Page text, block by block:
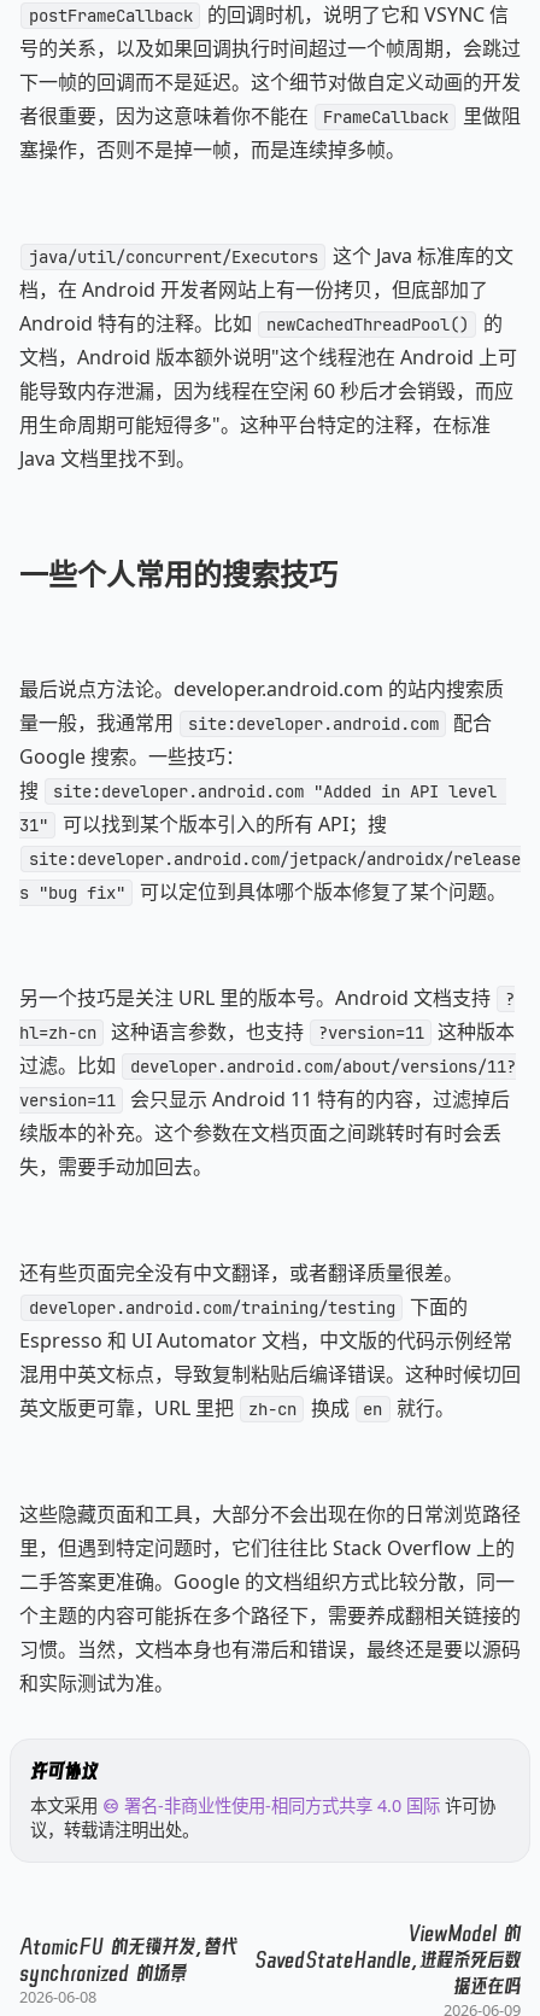
postFrameCallback
的回调时机，说明了它和 VSYNC 信
号的关系，以及如果回调执行时间超过一个帧周期，会跳过
下一帧的回调而不是延迟。这个细节对做自定义动画的开发
者很重要，因为这意味着你不能在
FrameCallback
里做阻
塞操作，否则不是掉一帧，而是连续掉多帧。
java/util/concurrent/Executors
这个 Java 标准库的文
档，在 Android 开发者网站上有一份拷贝，但底部加了
Android 特有的注释。比如
newCachedThreadPool()
的
文档，Android 版本额外说明"这个线程池在 Android 上可
能导致内存泄漏，因为线程在空闲 60 秒后才会销毁，而应
用生命周期可能短得多"。这种平台特定的注释，在标准
Java 文档里找不到。
一些个人常用的搜索技巧
最后说点方法论。developer.android.com 的站内搜索质
量一般，我通常用
site:developer.android.com
配合
Google 搜索。一些技巧：
搜
site:developer.android.com "Added in API level
31"
可以找到某个版本引入的所有 API；搜
site:developer.android.com/jetpack/androidx/release
s "bug fix"
可以定位到具体哪个版本修复了某个问题。
另一个技巧是关注 URL 里的版本号。Android 文档支持
?
hl=zh-cn
这种语言参数，也支持 ?version=11
这种版本
过滤。比如
developer.android.com/about/versions/11?
version=11
会只显示 Android 11 特有的内容，过滤掉后
续版本的补充。这个参数在文档页面之间跳转时有时会丢
失，需要手动加回去。
还有些页面完全没有中文翻译，或者翻译质量很差。
developer.android.com/training/testing
下面的
Espresso 和 UI Automator 文档，中文版的代码示例经常
混用中英文标点，导致复制粘贴后编译错误。这种时候切回
英文版更可靠，URL 里把
zh-cn 换成 en 就行。
这些隐藏页面和工具，大部分不会出现在你的日常浏览路径
里，但遇到特定问题时，它们往往比 Stack Overflow 上的
二手答案更准确。Google 的文档组织方式比较分散，同一
个主题的内容可能拆在多个路径下，需要养成翻相关链接的
习惯。当然，文档本身也有滞后和错误，最终还是要以源码
和实际测试为准。
许可协议
本文采用 署名-非商业性使用-相同方式共享 4.0 国际 许可协
议，转载请注明出处。
AtomicFU 的无锁并发，替代
synchronized 的场景
2026-06-08
ViewModel 的
SavedStateHandle，进程杀死后数
据还在吗
2026-06-09